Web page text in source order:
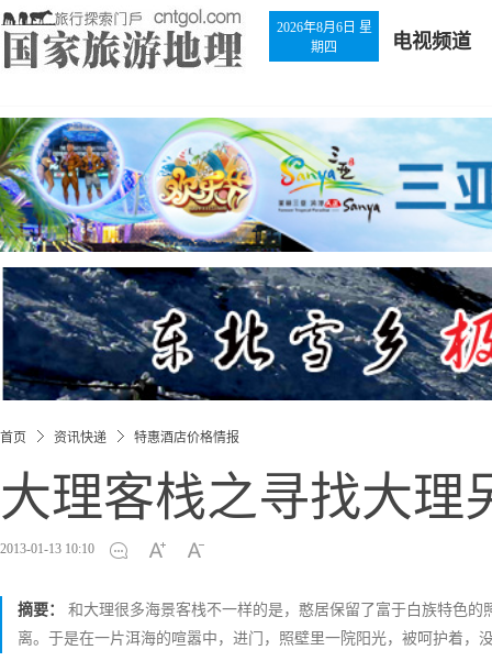
2026年8月6日 星
期四
电视频道
首页 资讯快递 特惠酒店价格情报
大理客栈之寻找大理
2013-01-13 10:10
摘要：
和大理很多海景客栈不一样的是，憨居保留了富于白族特色
离。于是在一片洱海的喧嚣中，进门，照壁里一院阳光，被呵护着，